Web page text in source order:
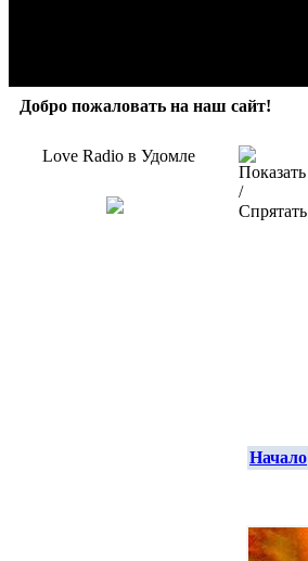
Добро пожаловать на наш сайт!
Love Radio в Удомле
Начало